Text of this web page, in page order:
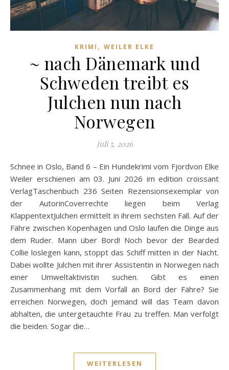
KRIMI , WEILER ELKE
~ nach Dänemark und
Schweden treibt es
Julchen nun nach
Norwegen
Juli 5, 2026
Schnee in Oslo, Band 6 – Ein Hundekrimi vom Fjordvon Elke
Weiler erschienen am 03. Juni 2026 im edition croissant
VerlagTaschenbuch 236 Seiten Rezensionsexemplar von
der AutorinCoverrechte liegen beim Verlag
KlappentextJulchen ermittelt in ihrem sechsten Fall. Auf der
Fähre zwischen Kopenhagen und Oslo laufen die Dinge aus
dem Ruder. Mann über Bord! Noch bevor der Bearded
Collie loslegen kann, stoppt das Schiff mitten in der Nacht.
Dabei wollte Julchen mit ihrer Assistentin in Norwegen nach
einer Umweltaktivistin suchen. Gibt es einen
Zusammenhang mit dem Vorfall an Bord der Fähre? Sie
erreichen Norwegen, doch jemand will das Team davon
abhalten, die untergetauchte Frau zu treffen. Man verfolgt
die beiden. Sogar die…
WEITERLESEN